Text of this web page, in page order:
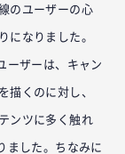
のユーザーの心
になりました。
ーザーは、キャン
描くのに対し、
ンツに多く触れ
ました。ちなみに